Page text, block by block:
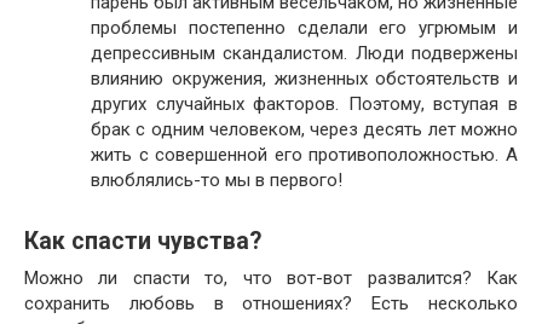
проблемы постепенно сделали его угрюмым и
депрессивным скандалистом. Люди подвержены
влиянию окружения, жизненных обстоятельств и
других случайных факторов. Поэтому, вступая в
брак с одним человеком, через десять лет можно
жить с совершенной его противоположностью. А
влюблялись-то мы в первого!
Как спасти чувства?
Можно ли спасти то, что вот-вот развалится? Как
сохранить любовь в отношениях? Есть несколько